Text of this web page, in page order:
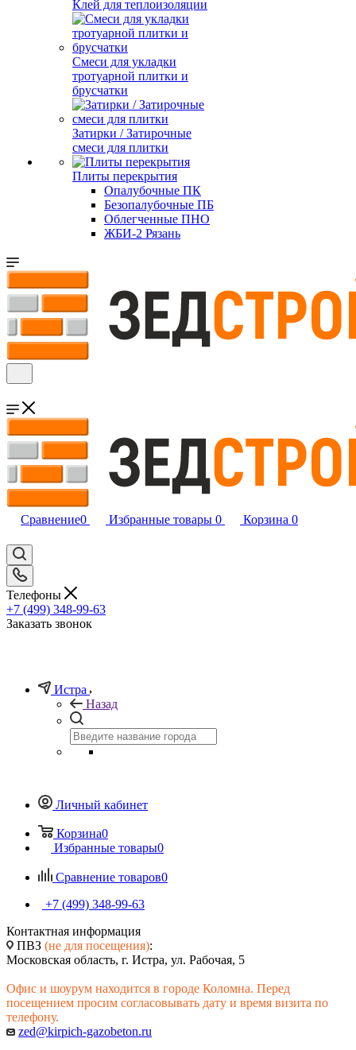
Клей для теплоизоляции
Смеси для укладки
тротуарной плитки и
брусчатки
Затирки / Затирочные
смеси для плитки
Плиты перекрытия
Опалубочные ПК
Безопалубочные ПБ
Облегченные ПНО
ЖБИ-2 Рязань
Сравнение0 Избранные товары 0 Корзина 0
Телефоны
+7 (499) 348-99-63
Заказать звонок
Истра
Назад
Личный кабинет
Корзина0
Избранные товары0
Сравнение товаров0
+7 (499) 348-99-63
Контактная информация
ПВЗ (не для посещения):
Московская область, г. Истра, ул. Рабочая, 5
Офис и шоурум находится в городе Коломна. Перед
посещением просим согласовывать дату и время визита по
телефону.
zed@kirpich-gazobeton.ru